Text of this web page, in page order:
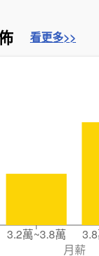
看更多>>
3.2萬~3.8萬
月薪